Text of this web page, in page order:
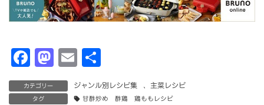
F
a
c
M
a
st
E
ai
カテゴリー ジャンル別レシピ集 主菜レシピ
タグ 甘酢炒め 酢鶏 鶏ももレシピ